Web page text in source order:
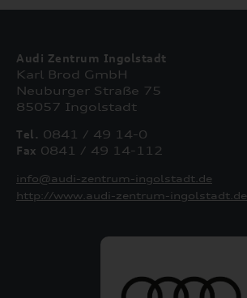
Audi Zentrum Ingolstadt
Karl Brod GmbH
Neuburger Straße 75
85057 Ingolstadt
Tel. 0841 / 49 14-0
Fax 0841 / 49 14-112
info@audi-zentrum-ingolstadt.de
http://www.audi-zentrum-ingolstadt.de